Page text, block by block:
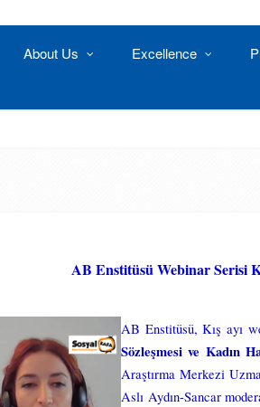
About Us Excellence
AB Enstitüsü Webinar Serisi
AB Enstitüsü, Kış ayı
Sözleşmesi ve Kadın
Araştırma Merkezi
Aslı Aydın-Sancar